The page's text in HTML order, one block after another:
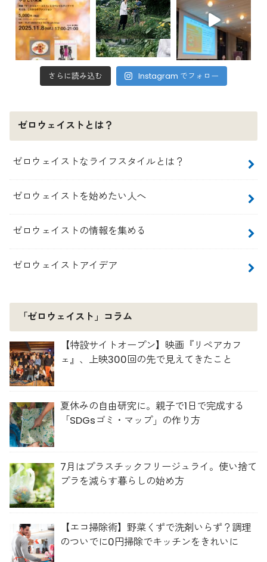
さらに読み込む Instagram でフォロー
ゼロウェイストとは？
ゼロウェイストなライフスタイルとは？
ゼロウェイストを始めたい人へ
ゼロウェイストの情報を集める
ゼロウェイストアイデア
「ゼロウェイスト」コラム
【特設サイトオープン】映画『リペアカフ
ェ』、上映300回の先で見えてきたこと
夏休みの自由研究に。親子で1日で完成する
「SDGsゴミ・マップ」の作り方
7月はプラスチックフリージュライ。使い捨て
プラを減らす暮らしの始め方
【エコ掃除術】野菜くずで洗剤いらず？調理
のついでに0円掃除でキッチンをきれいに